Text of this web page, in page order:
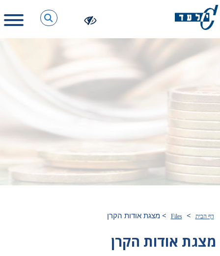
דף הבית >
Files
>מצגת אודות הקרן
מצגת אודות הקרן